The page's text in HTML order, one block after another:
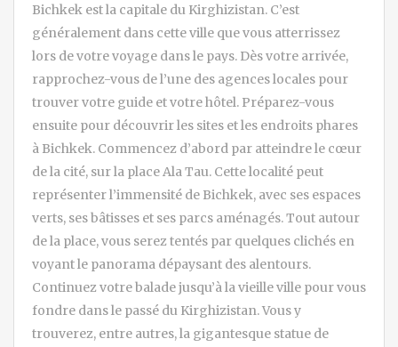
Bichkek est la capitale du Kirghizistan. C’est
généralement dans cette ville que vous atterrissez
lors de votre voyage dans le pays. Dès votre arrivée,
rapprochez-vous de l’une des agences locales pour
trouver votre guide et votre hôtel. Préparez-vous
ensuite pour découvrir les sites et les endroits phares
à Bichkek. Commencez d’abord par atteindre le cœur
de la cité, sur la place Ala Tau. Cette localité peut
représenter l’immensité de Bichkek, avec ses espaces
verts, ses bâtisses et ses parcs aménagés. Tout autour
de la place, vous serez tentés par quelques clichés en
voyant le panorama dépaysant des alentours.
Continuez votre balade jusqu’à la vieille ville pour vous
fondre dans le passé du Kirghizistan. Vous y
trouverez, entre autres, la gigantesque statue de